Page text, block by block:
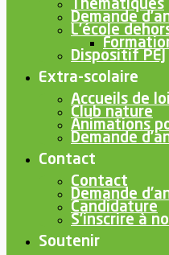
Thématiques
Demande
L’école
Dispositif PEJ
Extra-scolaire
Accueils de
Club nature
Animations
Demande
Contact
Contact
Demande
Candidature
S’inscrire à
Soutenir